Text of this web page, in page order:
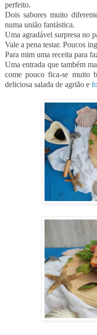
perfeito.
Dois sabores muito
numa união fantástica.
Uma agradável surpresa no
Vale a pena testar. Poucos
Para mim uma receita para
Uma entrada que também
come pouco fica-se muito
deliciosa salada de agrião e